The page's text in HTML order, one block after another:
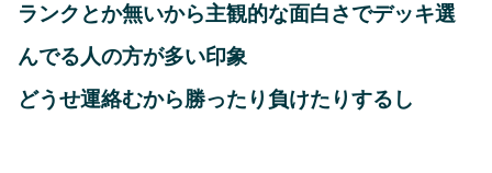
ランクとか無いから主観的な面白さでデッキ選
んでる人の方が多い印象
どうせ運絡むから勝ったり負けたりするし